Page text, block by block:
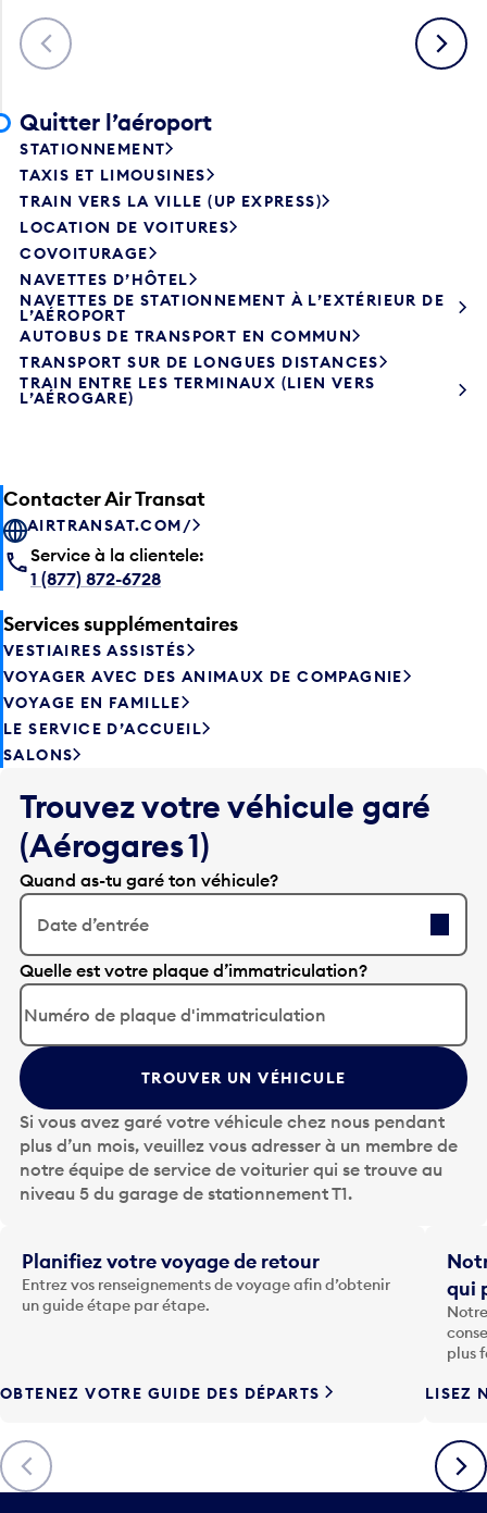
Précédent Suivant
Quitter l’aéroport
STATIONNEMENT
TAXIS ET LIMOUSINES
TRAIN VERS LA VILLE (UP EXPRESS)
LOCATION DE VOITURES
COVOITURAGE
NAVETTES D’HÔTEL
NAVETTES DE STATIONNEMENT À L’EXTÉRIEUR DE
L’AÉROPORT
AUTOBUS DE TRANSPORT EN COMMUN
TRANSPORT SUR DE LONGUES DISTANCES
TRAIN ENTRE LES TERMINAUX (LIEN VERS
L’AÉROGARE)
Contacter Air Transat
AIRTRANSAT.COM/
Service à la clientele:
1 (877) 872-6728
Services supplémentaires
VESTIAIRES ASSISTÉS
VOYAGER AVEC DES ANIMAUX DE COMPAGNIE
VOYAGE EN FAMILLE
LE SERVICE D’ACCUEIL
SALONS
Trouvez votre véhicule garé
(Aérogares 1)
Quand as-tu garé ton véhicule?
Date d’entrée
A
p
p
u
y
e
z
s
u
r
l
t
o
u
F
è
c
h
Quelle est votre plaque d’immatriculation?
TROUVER UN VÉHICULE
Si vous avez garé votre véhicule chez nous pendant
plus d’un mois, veuillez vous adresser à un membre de
notre équipe de service de voiturier qui se trouve au
niveau 5 du garage de stationnement T1.
Précédent
Planifiez votre voyage de retour
Entrez vos renseignements de voyage afin d’obtenir
un guide étape par étape.
OBTENEZ VOTRE GUIDE DES DÉPARTS
qui
plus
LISEZ